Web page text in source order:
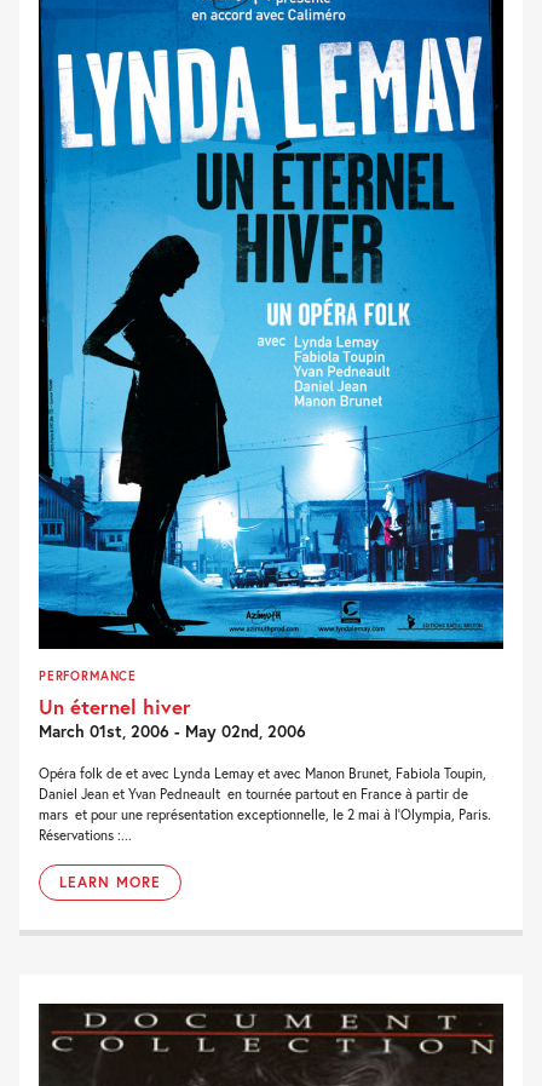
PERFORMANCE
Un éternel hiver
March 01st, 2006 - May 02nd, 2006
Opéra folk de et avec Lynda Lemay et avec Manon Brunet, Fabiola Toupin,
Daniel Jean et Yvan Pedneault en tournée partout en France à partir de
mars et pour une représentation exceptionnelle, le 2 mai à l’Olympia, Paris.
Réservations :...
LEARN MORE